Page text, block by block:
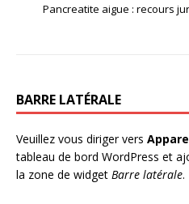
Pancreatite aigue : recours
BARRE LATÉRALE
Veuillez vous diriger vers
tableau de bord WordPress et
la zone de widget Barre latérale.